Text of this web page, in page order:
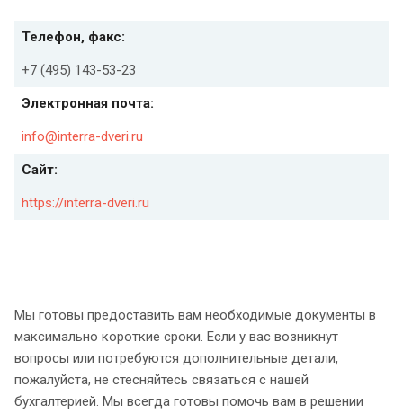
Телефон, факс:
+7 (495) 143-53-23
Электронная почта:
info@interra-dveri.ru
Сайт:
https://interra-dveri.ru
Мы готовы предоставить вам необходимые документы в
максимально короткие сроки. Если у вас возникнут
вопросы или потребуются дополнительные детали,
пожалуйста, не стесняйтесь связаться с нашей
бухгалтерией. Мы всегда готовы помочь вам в решении